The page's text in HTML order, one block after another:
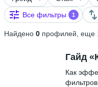
Все фильтры
1
Найдено 0 профилей, еще
Гайд
Как